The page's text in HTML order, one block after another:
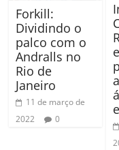
Forkill:
Dividindo o
palco com o
Andralls no
Rio de
Janeiro
11 de março de
2022
0